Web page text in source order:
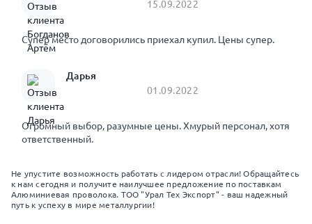
15.09.2022
Супер место договорились приехал купил. Цены супер.
Дарья
01.09.2022
Огромный выбор, разумные цены. Хмурый персонал, хотя
ответственный.
Не упустите возможность работать с лидером отрасли! Обращайтесь
к нам сегодня и получите наилучшее предложение по поставкам
Алюминиевая проволока. ТОО "Урал Тех Экспорт" - ваш надежный
путь к успеху в мире металлургии!